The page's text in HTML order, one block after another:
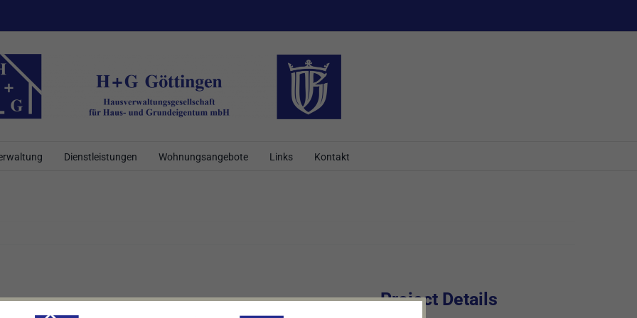
Dienstleistungen Wohnungsangebote Links Kontakt
Project Details